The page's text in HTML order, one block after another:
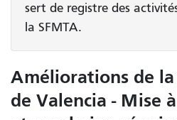
sert de registre des
la SFMTA.
Améliorations de
de Valencia - Mise